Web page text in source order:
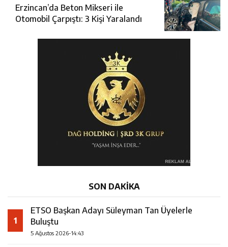
Erzincan’da Beton Mikseri ile
Otomobil Çarpıştı: 3 Kişi Yaralandı
SON DAKİKA
1
ETSO Başkan Adayı Süleyman Tan Üyelerle
Buluştu
5 Ağustos 2026-14:43